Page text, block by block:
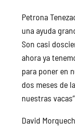
Petrona
una ayuda
Son casi
ahora ya
para poner en
dos meses de
nuestras
David